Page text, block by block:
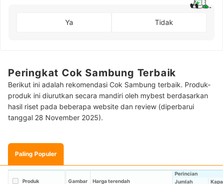
Ya Tidak
Peringkat Cok Sambung Terbaik
Berikut ini adalah rekomendasi Cok Sambung terbaik. Produk-
produk ini diurutkan secara mandiri oleh mybest berdasarkan
hasil riset pada beberapa website dan review (diperbarui
tanggal 28 November 2025).
Paling Populer
Produk Gambar Harga terendah
Perincian
Jumlah